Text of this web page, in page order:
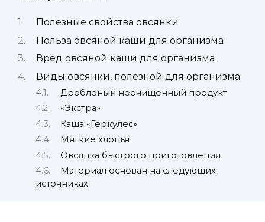
Полезные свойства овсянки
Польза овсяной каши для организма
Вред овсяной каши для организма
Виды овсянки, полезной для организма
Дробленый неочищенный продукт
«Экстра»
Каша «Геркулес»
Мягкие хлопья
Овсянка быстрого приготовления
Материал основан на следующих
источниках